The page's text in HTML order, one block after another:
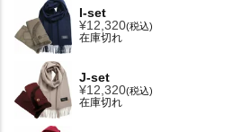
I-set
¥12,320 税込
在庫切れ
J-set
¥12,320 税込
在庫切れ